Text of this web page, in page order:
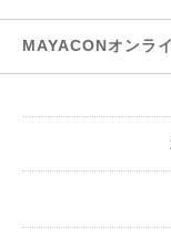
MAYACONオンラ